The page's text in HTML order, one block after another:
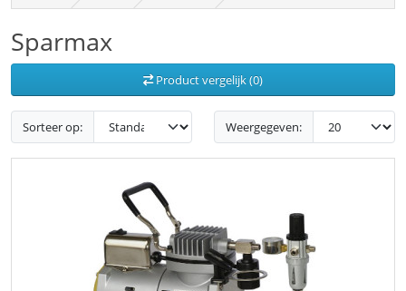
Sparmax
Product vergelijk (0)
Sorteer op: Weergegeven: